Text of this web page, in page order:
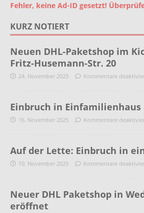
Fehler, keine Ad-ID gesetzt!
KURZ NOTIERT
Neuen DHL-Paketshop im
Fritz-Husemann-Str. 20
24. November 2025 Kommentare
Einbruch in Einfamilienhaus
16. November 2025 Kommentare
Auf der Lette: Einbruch in
10. November 2025 Kommentare
Neuer DHL Paketshop in
eröffnet